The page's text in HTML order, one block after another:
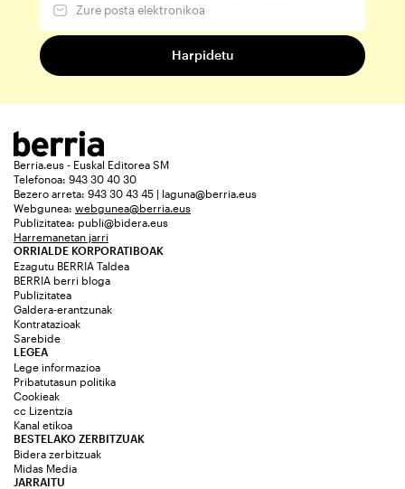
Berria.eus - Euskal Editorea SM
Telefonoa: 943 30 40 30
Bezero arreta: 943 30 43 45 | laguna@berria.eus
Webgunea: webgunea@berria.eus
Publizitatea: publi@bidera.eus
Harremanetan jarri
ORRIALDE KORPORATIBOAK
Ezagutu BERRIA Taldea
BERRIA berri bloga
Publizitatea
Galdera-erantzunak
Kontratazioak
Sarebide
JARRAITU
LEGEA
Lege informazioa
Pribatutasun politika
Cookieak
cc Lizentzia
Kanal etikoa
BESTELAKO ZERBITZUAK
Bidera zerbitzuak
Midas Media